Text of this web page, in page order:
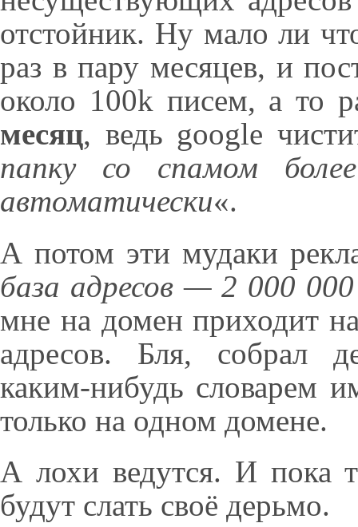
отстойник. Ну мало ли
раз в пару месяцев, и
около 100k писем, а то
месяц, ведь google
папку со спамом
автоматически«.
А потом эти мудаки
база адресов — 2 000
мне на домен приходит
адресов. Бля, собрал
каким-нибудь словарем
только на одном домене.
А лохи ведутся. И пока
будут слать своё дерьмо.